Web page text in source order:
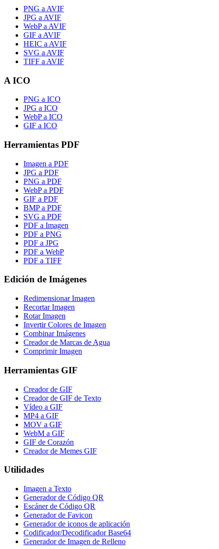
PNG a AVIF
JPG a AVIF
WebP a AVIF
GIF a AVIF
HEIC a AVIF
SVG a AVIF
TIFF a AVIF
A ICO
PNG a ICO
JPG a ICO
WebP a ICO
GIF a ICO
Herramientas PDF
Imagen a PDF
JPG a PDF
PNG a PDF
WebP a PDF
GIF a PDF
BMP a PDF
SVG a PDF
PDF a Imagen
PDF a PNG
PDF a JPG
PDF a WebP
PDF a TIFF
Edición de Imágenes
Redimensionar Imagen
Recortar Imagen
Rotar Imagen
Invertir Colores de Imagen
Combinar Imágenes
Creador de Marcas de Agua
Comprimir Imagen
Herramientas GIF
Creador de GIF
Creador de GIF de Texto
Vídeo a GIF
MP4 a GIF
MOV a GIF
WebM a GIF
GIF de Corazón
Creador de Memes GIF
Utilidades
Imagen a Texto
Generador de Código QR
Escáner de Código QR
Generador de Favicon
Generador de iconos de aplicación
Codificador/Decodificador Base64
Generador de Imagen de Relleno